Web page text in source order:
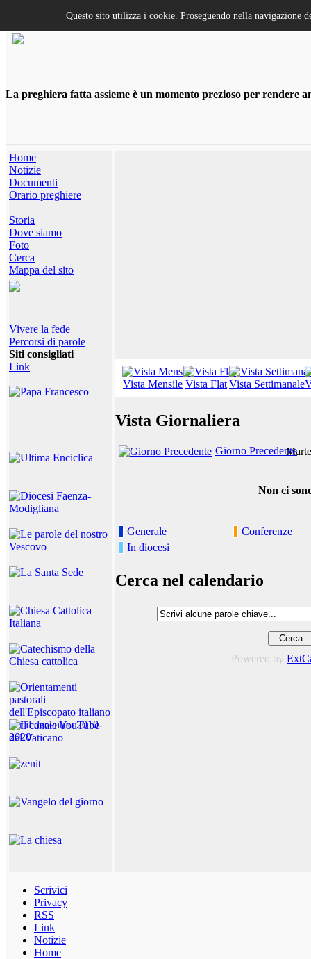
La preghiera fatta assieme è un momento prezioso per rendere
Home
Notizie
Documenti
Orario preghiere
Storia
Dove siamo
Foto
Cerca
Mappa del sito
Vivere la fede
Percorsi di parole
Siti consigliati
Link
Vista Mensile Vista FlatVista Settimanale
Vista Giornaliera
Giorno Precedente
Non ci
Generale
Conferenze
In diocesi
Cerca nel calendario
Powered by
Scrivici
Privacy
RSS
Link
Notizie
Home
Questo sito utilizza i cookie. Proseguendo nella navigazione